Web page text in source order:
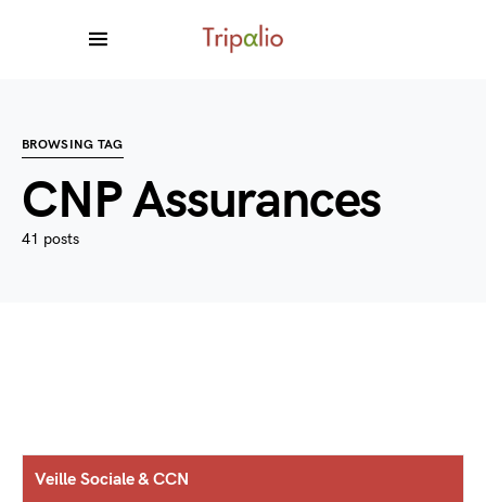
BROWSING TAG
CNP Assurances
41 posts
Veille Sociale & CCN